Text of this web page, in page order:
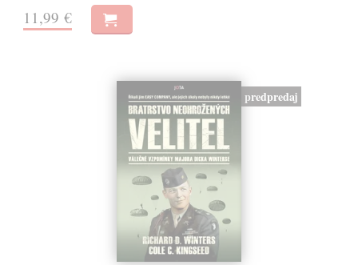
11,99 €
predpredaj